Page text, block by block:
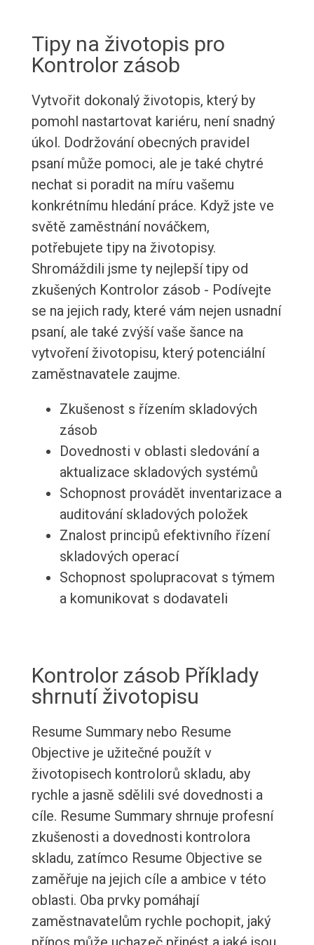
Tipy na životopis pro
Kontrolor zásob
Vytvořit dokonalý životopis, který by
pomohl nastartovat kariéru, není snadný
úkol. Dodržování obecných pravidel
psaní může pomoci, ale je také chytré
nechat si poradit na míru vašemu
konkrétnímu hledání práce. Když jste ve
světě zaměstnání nováčkem,
potřebujete tipy na životopisy.
Shromáždili jsme ty nejlepší tipy od
zkušených Kontrolor zásob - Podívejte
se na jejich rady, které vám nejen usnadní
psaní, ale také zvýší vaše šance na
vytvoření životopisu, který potenciální
zaměstnavatele zaujme.
Zkušenost s řízením skladových
zásob
Dovednosti v oblasti sledování a
aktualizace skladových systémů
Schopnost provádět inventarizace a
auditování skladových položek
Znalost principů efektivního řízení
skladových operací
Schopnost spolupracovat s týmem
a komunikovat s dodavateli
Kontrolor zásob Příklady
shrnutí životopisu
Resume Summary nebo Resume
Objective je užitečné použít v
životopisech kontrolorů skladu, aby
rychle a jasně sdělili své dovednosti a
cíle. Resume Summary shrnuje profesní
zkušenosti a dovednosti kontrolora
skladu, zatímco Resume Objective se
zaměřuje na jejich cíle a ambice v této
oblasti. Oba prvky pomáhají
zaměstnavatelům rychle pochopit, jaký